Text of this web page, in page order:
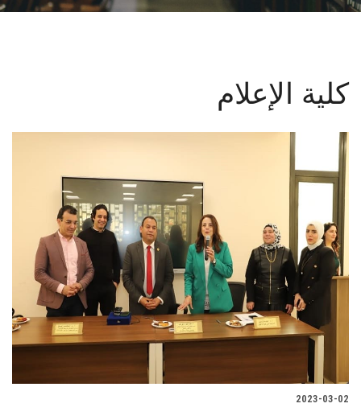
البحث العلمي
تواصل معنا
الطلاب
هيئة التدريس
كلية الإعلام
2023-03-02